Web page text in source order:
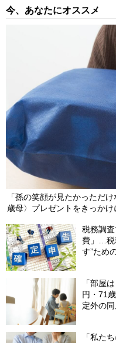
「電話一本でいいのに…」〈
マンションで待ち続けた家
「今晩はパン1個で我慢する
価高で変わった“当たり前の食
今、あなたにオススメ
「孫の笑顔が見たかっただ
歳母〉プレゼントをきっか
税務調
費」…税
す”ため
「部屋
円・71
定外の
「私た